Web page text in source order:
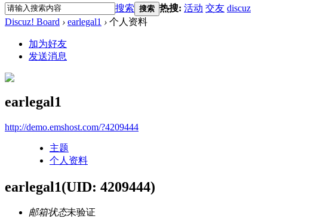
搜索 搜索 热搜: 活动 交友 discuz
Discuz! Board › earlegal1 › 个人资料
加为好友
发送消息
earlegal1
http://demo.emshost.com/?4209444
主题
个人资料
earlegal1(UID: 4209444)
邮箱状态未验证